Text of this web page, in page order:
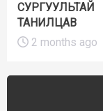
СУРГУУЛЬТАЙ
ТАНИЛЦАВ
2 months ago